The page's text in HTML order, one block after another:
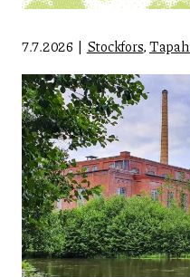
7.7.2026 Stockfors,